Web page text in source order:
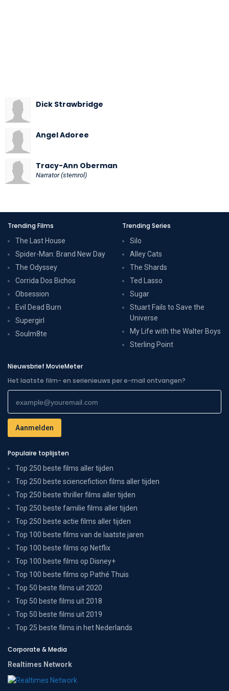
Dick Strawbridge
Angel Adoree
Tracy-Ann Oberman
Narrator (stemrol)
Trending Films
The Last House
Spider-Man: Brand New Day
The Odyssey
Corrida Dos Bichos
Obsession
Evil Dead Burn
Supergirl
Soulm8te
Trending Series
Silo
Alley Cats
The Shards
Ted Lasso
Sugar
Stuart Fails to Save the
Universe
My Life with the Walter Boys
Sterling Point
Nieuwsbrief MovieMeter
Het laatste film- en serienieuws per e-mail ontvangen?
Populaire toplijsten
Top 250 beste films aller tijden
Top 250 beste sciencefiction films aller tijden
Top 250 beste thriller films aller tijden
Top 250 beste familie films aller tijden
Top 250 beste actie films aller tijden
Top 100 beste films van de laatste jaren
Top 100 beste films op Netflix
Top 100 beste films op Disney+
Top 100 beste films op Pathé Thuis
Top 50 beste films uit 2020
Top 50 beste films uit 2018
Top 50 beste films uit 2019
Top 25 beste films in het Nederlands
Corporate & Media
Realtimes Network